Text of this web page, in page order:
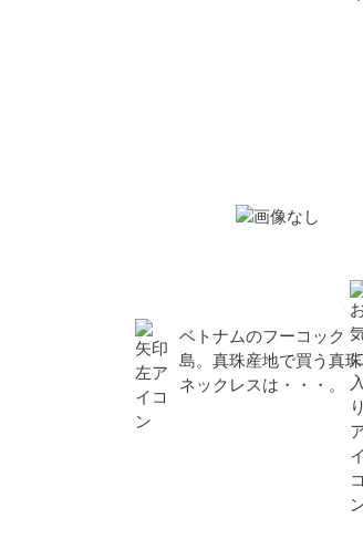
ベトナムのフーコック
島。真珠産地で買う真珠
ネックレスは・・・。